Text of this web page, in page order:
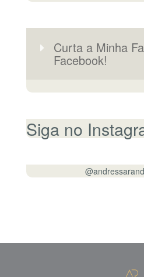
Curta a Minha
Facebook!
Siga no